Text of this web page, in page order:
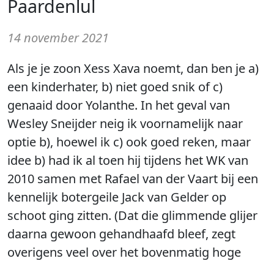
Paardenlul
14 november 2021
Als je je zoon Xess Xava noemt, dan ben je a)
een kinderhater, b) niet goed snik of c)
genaaid door Yolanthe. In het geval van
Wesley Sneijder neig ik voornamelijk naar
optie b), hoewel ik c) ook goed reken, maar
idee b) had ik al toen hij tijdens het WK van
2010 samen met Rafael van der Vaart bij een
kennelijk botergeile Jack van Gelder op
schoot ging zitten. (Dat die glimmende glijer
daarna gewoon gehandhaafd bleef, zegt
overigens veel over het bovenmatig hoge